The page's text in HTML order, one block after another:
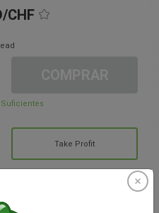
CHF
Suficientes
Take Profit
de Trading